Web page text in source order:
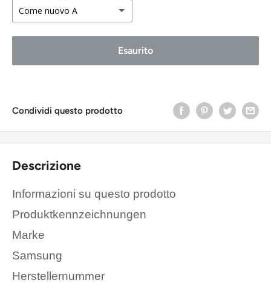
Come nuovo A
Come nuovo A
Buono stato B
Esaurito
Condividi questo prodotto
Descrizione
Informazioni su questo prodotto
Produktkennzeichnungen
Marke
Samsung
Herstellernummer